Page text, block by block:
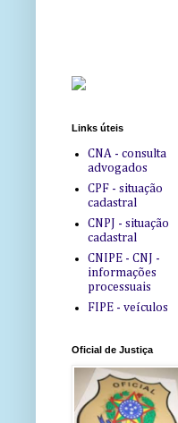
Links úteis
CNA - consulta
advogados
CPF - situação
cadastral
CNPJ - situação
cadastral
CNIPE - CNJ -
informações
processuais
FIPE - veículos
Oficial de Justiça